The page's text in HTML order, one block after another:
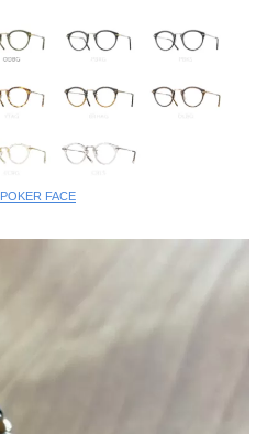
POKER FACE